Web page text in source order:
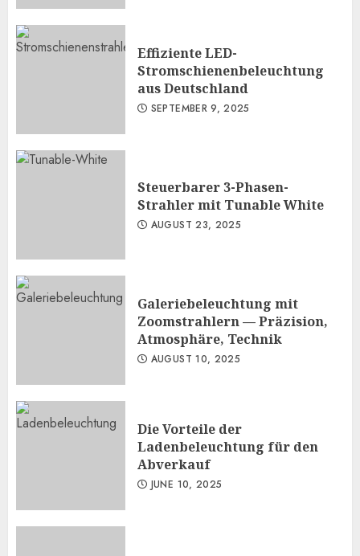
Effiziente LED-
Stromschienenbeleuchtung
aus Deutschland
SEPTEMBER 9, 2025
Steuerbarer 3-Phasen-
Strahler mit Tunable White
AUGUST 23, 2025
Galeriebeleuchtung mit
Zoomstrahlern — Präzision,
Atmosphäre, Technik
AUGUST 10, 2025
Die Vorteile der
Ladenbeleuchtung für den
Abverkauf
JUNE 10, 2025